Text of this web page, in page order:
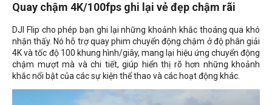
Quay chậm 4K/100fps ghi lại vẻ đẹp chậm rãi
DJI Flip cho phép bạn ghi lại những khoảnh khắc thoáng qua khó
nhận thấy. Nó hỗ trợ quay phim chuyển động chậm ở độ phân giải
4K và tốc độ 100 khung hình/giây, mang lại hiệu ứng chuyển động
chậm mượt mà và chi tiết, giúp hiển thị rõ hơn những khoảnh
khắc nổi bật của các sự kiện thể thao và các hoạt động khác.